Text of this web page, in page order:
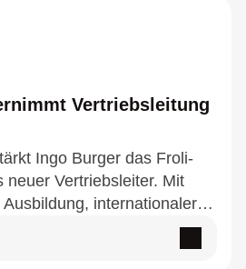
Vertriebsleitung
Ingo Burger das Froli-
neuer Vertriebsleiter. Mit
internationaler
Vertriebskompetenz